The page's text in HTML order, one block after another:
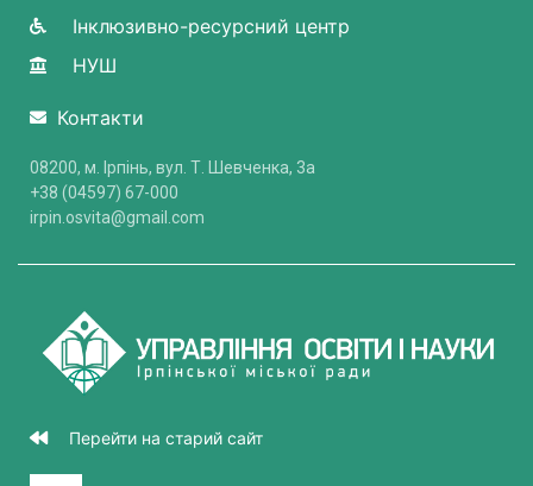
Інклюзивно-ресурсний центр
НУШ
Контакти
08200, м. Ірпінь, вул. Т. Шевченка, 3a
+38 (04597) 67-000
irpin.osvita@gmail.com
Перейти на старий сайт